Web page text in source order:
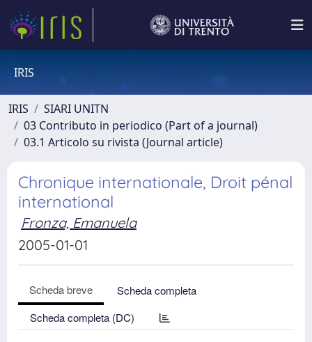
IRIS
IRIS
SIARI UNITN
03 Contributo in periodico (Part of a journal)
03.1 Articolo su rivista (Journal article)
Chronique internationale, Droit pénal
international
Fronza, Emanuela
2005-01-01
Scheda breve
Scheda completa
Scheda completa (DC)